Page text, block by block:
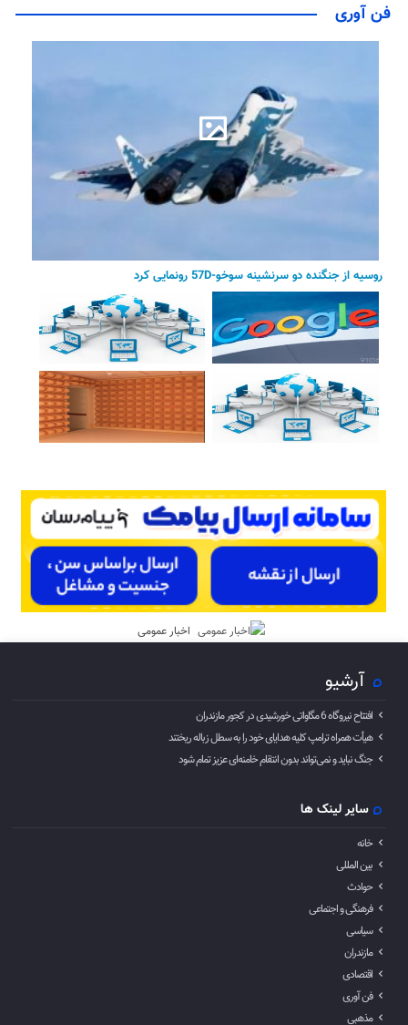
فن آوری
روسیه از جنگنده دو سرنشینه سوخو-57D رونمایی کرد
اخبار عمومی
آرشیو
افتتاح نیروگاه 6 مگاواتی خورشیدی در کجور مازندران
هیأت همراه ترامپ کلیه هدایای خود را به سطل زباله ریختند
جنگ نباید و نمی‌تواند بدون انتقام خامنه‌ای عزیز تمام شود
سایر لینک ها
خانه
بین المللی
حوادث
فرهنگی و اجتماعی
سیاسی
مازندران
اقتصادی
فن آوری
مذهبی